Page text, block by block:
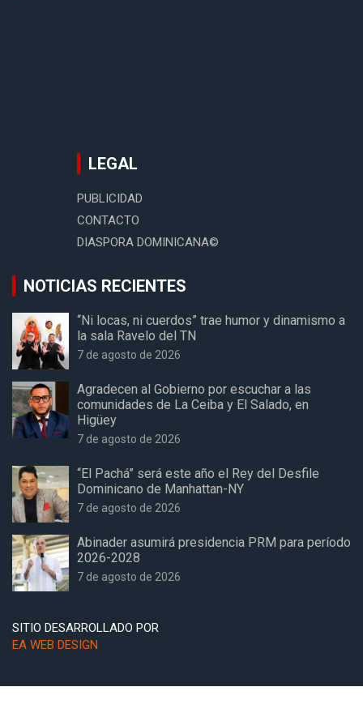
LEGAL
PUBLICIDAD
CONTACTO
DIASPORA DOMINICANA©
NOTICIAS RECIENTES
“Ni locas, ni cuerdos” trae humor y dinamismo a
la sala Ravelo del TN
7 de agosto de 2026
Agradecen al Gobierno por escuchar a las
comunidades de La Ceiba y El Salado, en
Higüey
7 de agosto de 2026
“El Pachá” será este año el Rey del Desfile
Dominicano de Manhattan-NY
7 de agosto de 2026
Abinader asumirá presidencia PRM para período
2026-2028
7 de agosto de 2026
SITIO DESARROLLADO POR
EA WEB DESIGN